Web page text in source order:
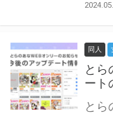
同人
とら
ート